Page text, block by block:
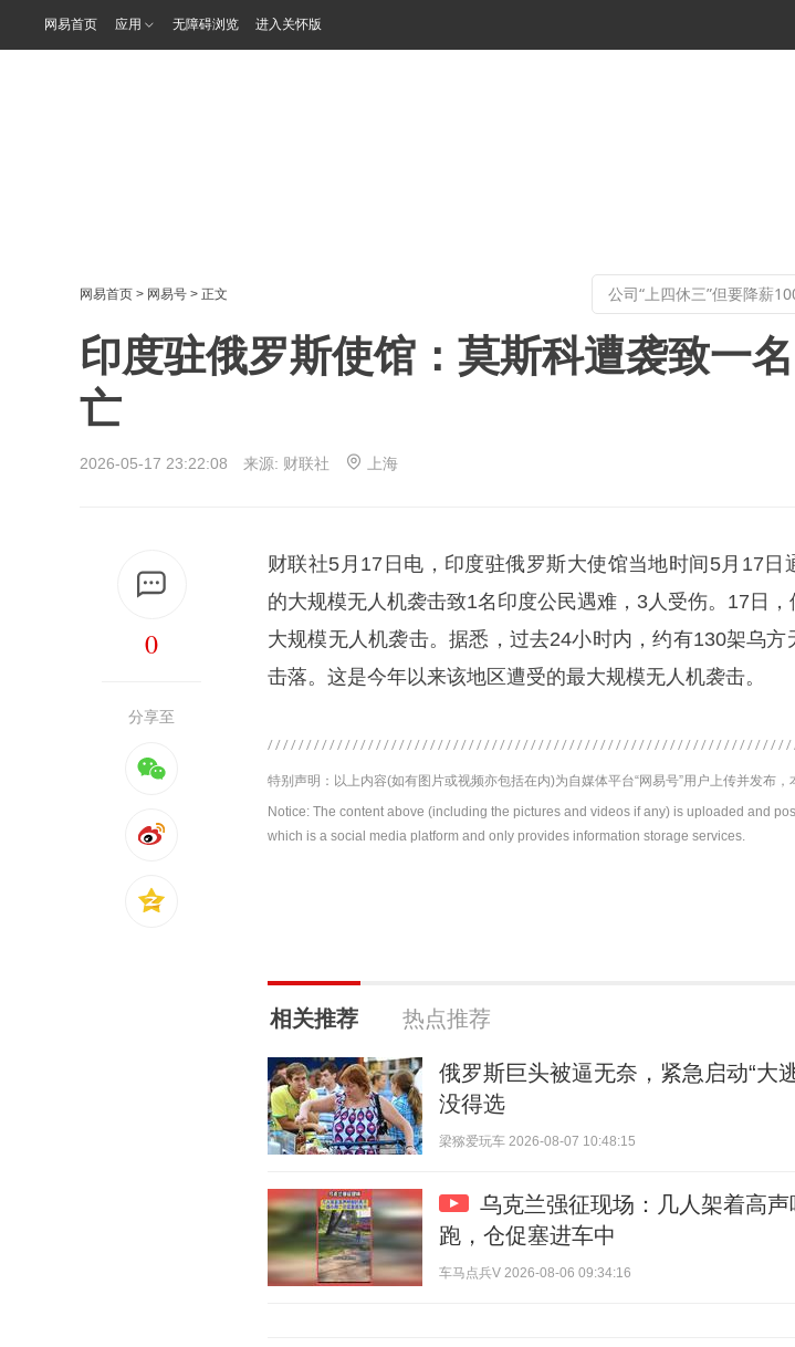
网易首页 应用 无障碍浏览 进入关怀版
网易首页 > 网易号 > 正文
印度驻俄罗斯使馆：莫斯科遭袭致一
亡
2026-05-17 23:22:08 来源: 财联社 上海
0
分享至
财联社5月17日电，印度驻俄罗斯大使馆当地时间5月17日
的大规模无人机袭击致1名印度公民遇难，3人受伤。17日
大规模无人机袭击。据悉，过去24小时内，约有130架乌
击落。这是今年以来该地区遭受的最大规模无人机袭击。
特别声明：以上内容(如有图片或视频亦包括在内)为自媒体平台“网易号”用户上传并发布，
Notice: The content above (including the pictures and videos if any) is uploaded and
which is a social media platform and only provides information storage services.
相关推荐 热点推荐
俄罗斯巨头被逼无奈，紧急启动“大
没得选
梁猕爱玩车 2026-08-07 10:48:15
乌克兰强征现场：几人架着高
跑，仓促塞进车中
车马点兵V 2026-08-06 09:34:16